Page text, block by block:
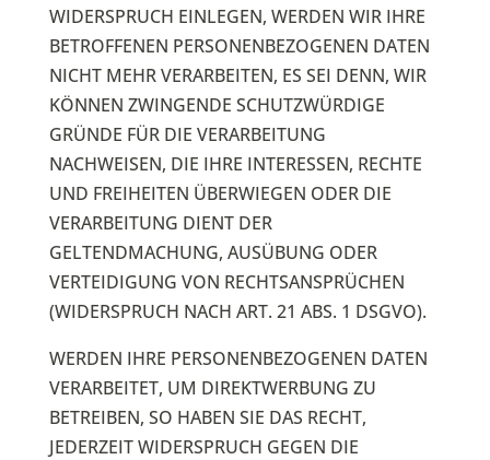
WIDERSPRUCH EINLEGEN, WERDEN WIR IHRE
BETROFFENEN PERSONENBEZOGENEN DATEN
NICHT MEHR VERARBEITEN, ES SEI DENN, WIR
KÖNNEN ZWINGENDE SCHUTZWÜRDIGE
GRÜNDE FÜR DIE VERARBEITUNG
NACHWEISEN, DIE IHRE INTERESSEN, RECHTE
UND FREIHEITEN ÜBERWIEGEN ODER DIE
VERARBEITUNG DIENT DER
GELTENDMACHUNG, AUSÜBUNG ODER
VERTEIDIGUNG VON RECHTSANSPRÜCHEN
(WIDERSPRUCH NACH ART. 21 ABS. 1 DSGVO).
WERDEN IHRE PERSONENBEZOGENEN DATEN
VERARBEITET, UM DIREKTWERBUNG ZU
BETREIBEN, SO HABEN SIE DAS RECHT,
JEDERZEIT WIDERSPRUCH GEGEN DIE